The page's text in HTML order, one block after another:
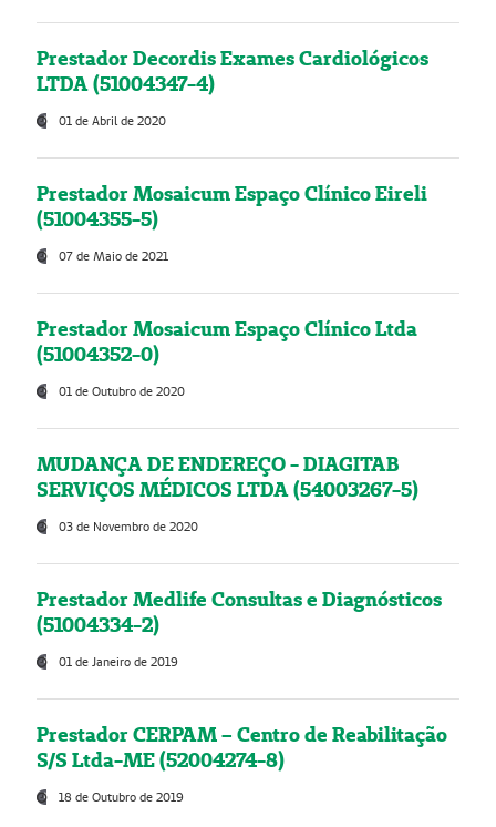
Prestador Decordis Exames Cardiológicos
LTDA (51004347-4)
01 de Abril de 2020
Prestador Mosaicum Espaço Clínico Eireli
(51004355-5)
07 de Maio de 2021
Prestador Mosaicum Espaço Clínico Ltda
(51004352-0)
01 de Outubro de 2020
MUDANÇA DE ENDEREÇO - DIAGITAB
SERVIÇOS MÉDICOS LTDA (54003267-5)
03 de Novembro de 2020
Prestador Medlife Consultas e Diagnósticos
(51004334-2)
01 de Janeiro de 2019
Prestador CERPAM – Centro de Reabilitação
S/S Ltda-ME (52004274-8)
18 de Outubro de 2019